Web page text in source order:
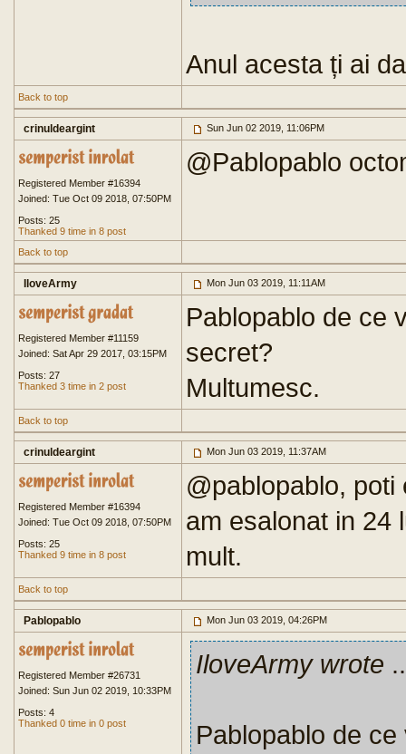
Anul acesta ți ai
Back to top
crinuldeargint Sun Jun 02 2019, 11:06PM
Registered Member #16394
Joined: Tue Oct 09 2018, 07:50PM
Posts: 25
Thanked 9 time in 8 post
@Pablopablo
Back to top
IloveArmy Mon Jun 03 2019, 11:11AM
Registered Member #11159
Joined: Sat Apr 29 2017, 03:15PM
Posts: 27
Thanked 3 time in 2 post
Pablopablo de ce
secret?
Multumesc.
Back to top
crinuldeargint Mon Jun 03 2019, 11:37AM
Registered Member #16394
Joined: Tue Oct 09 2018, 07:50PM
Posts: 25
Thanked 9 time in 8 post
@pablopablo,
am esalonat in 24
mult.
Back to top
Pablopablo Mon Jun 03 2019, 04:26PM
Registered Member #26731
Joined: Sun Jun 02 2019, 10:33PM
Posts: 4
Thanked 0 time in 0 post
IloveArmy wrote
Pablopablo de